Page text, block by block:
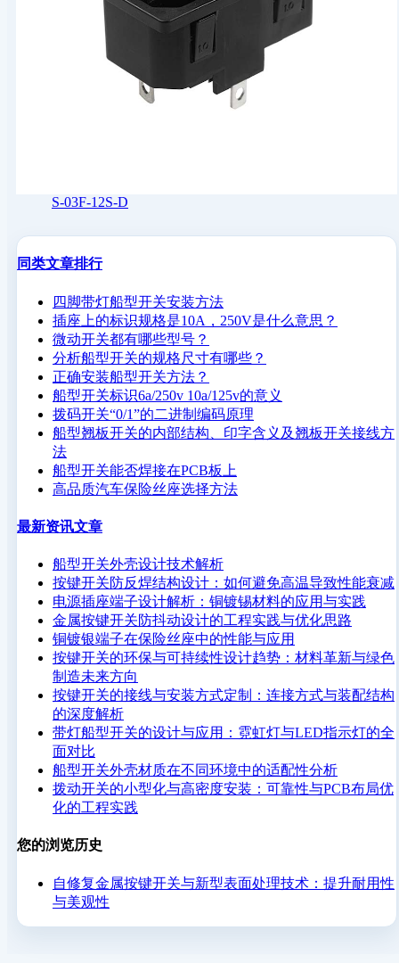
S-03F-12S-D
同类文章排行
四脚带灯船型开关安装方法
插座上的标识规格是10A，250V是什么意思？
微动开关都有哪些型号？
分析船型开关的规格尺寸有哪些？
正确安装船型开关方法？
船型开关标识6a/250v 10a/125v的意义
拨码开关“0/1”的二进制编码原理
船型翘板开关的内部结构、印字含义及翘板开关接线方
法
船型开关能否焊接在PCB板上
高品质汽车保险丝座选择方法
最新资讯文章
船型开关外壳设计技术解析
按键开关防反焊结构设计：如何避免高温导致性能衰减
电源插座端子设计解析：铜镀锡材料的应用与实践
金属按键开关防抖动设计的工程实践与优化思路
铜镀银端子在保险丝座中的性能与应用
按键开关的环保与可持续性设计趋势：材料革新与绿色
制造未来方向
按键开关的接线与安装方式定制：连接方式与装配结构
的深度解析
带灯船型开关的设计与应用：霓虹灯与LED指示灯的全
面对比
船型开关外壳材质在不同环境中的适配性分析
拨动开关的小型化与高密度安装：可靠性与PCB布局优
化的工程实践
您的浏览历史
自修复金属按键开关与新型表面处理技术：提升耐用性
与美观性